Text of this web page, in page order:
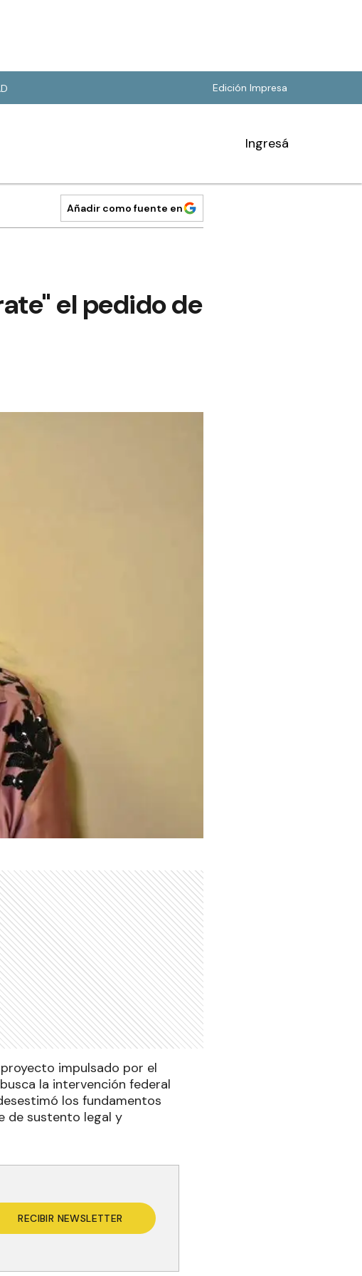
Edición Impresa
Ingresá
Añadir como fuente en
el pedido de
impulsado por el
la intervención federal
los fundamentos
de sustento legal y
RECIBIR NEWSLETTER